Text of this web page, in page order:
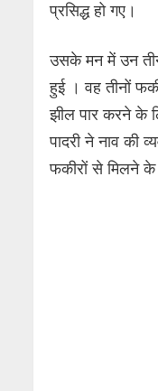
प्रसिद्ध हो गए।
उसके मन में उन
हुई । वह तीनों
झील पार करने के
पादरी ने नाव की
फकीरों से मिलने के